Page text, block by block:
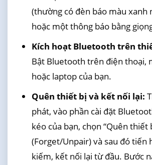
(thường có đèn báo màu xanh
hoặc một thông báo bằng
Kích hoạt Bluetooth trên
Bật Bluetooth trên điện thoại,
hoặc laptop của bạn.
Quên thiết bị và kết nối lại:
phát, vào phần cài đặt
kéo của bạn, chọn “Quên thiết
(Forget/Unpair) và sau đó tiến
kiếm, kết nối lại từ đầu. Bước